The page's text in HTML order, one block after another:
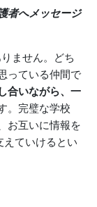
者へメッセージ
ません。どち
っている仲間で
合いながら、一
。完璧な学校
お互いに情報を
えていけるとい